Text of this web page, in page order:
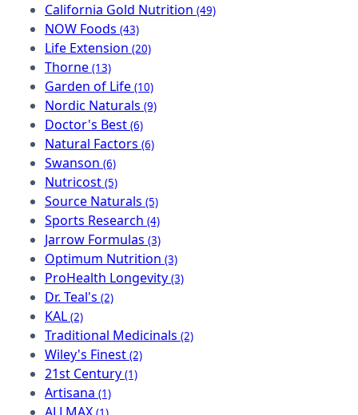
California Gold Nutrition (49)
NOW Foods (43)
Life Extension (20)
Thorne (13)
Garden of Life (10)
Nordic Naturals (9)
Doctor's Best (6)
Natural Factors (6)
Swanson (6)
Nutricost (5)
Source Naturals (5)
Sports Research (4)
Jarrow Formulas (3)
Optimum Nutrition (3)
ProHealth Longevity (3)
Dr. Teal's (2)
KAL (2)
Traditional Medicinals (2)
Wiley's Finest (2)
21st Century (1)
Artisana (1)